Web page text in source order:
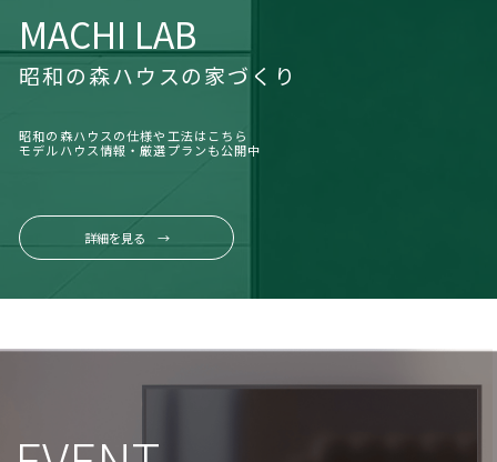
MACHI LAB
昭和の森ハウスの家づくり
昭和の森ハウスの仕様や工法はこちら
モデルハウス情報・厳選プランも公開中
詳細を見る →